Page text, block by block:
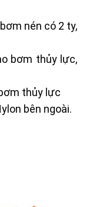
nén có 2 ty,
bơm thủy lực,
thủy lực
bên ngoài.